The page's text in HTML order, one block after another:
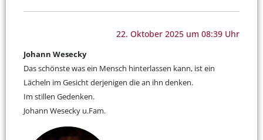
22. Oktober 2025 um 08:39 Uhr
Johann Wesecky
Das schönste was ein Mensch hinterlassen kann, ist ein
Lächeln im Gesicht derjenigen die an ihn denken.
Im stillen Gedenken.
Johann Wesecky u.Fam.